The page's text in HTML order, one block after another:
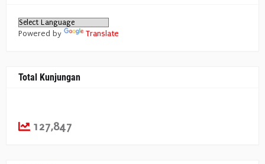
Powered by Translate
Total Kunjungan
127,847